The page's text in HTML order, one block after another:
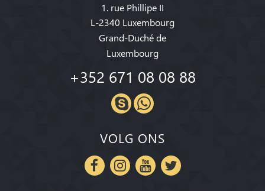
1. rue Phillipe II
L-2340 Luxembourg
Grand-Duché de
Luxembourg
+352 671 08 08 88
VOLG ONS